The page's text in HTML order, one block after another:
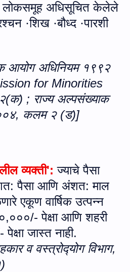
लोकसमूह अधिसूचित केलेले
·शिख ·बौध्द ·पारशी
आयोग अधिनियम १९९२
for Minorities
; राज्य अल्पसंख्याक
कलम २ (ड)]
व्‍यक्‍ती': ज्‍याचे पैसा
पैसा आणि अंशत: माल
एकूण वार्षिक उत्‍पन्‍न
पेक्षा आणि शहरी
जास्‍त नाही.
व वस्‍त्रोद्‍योग विभाग,